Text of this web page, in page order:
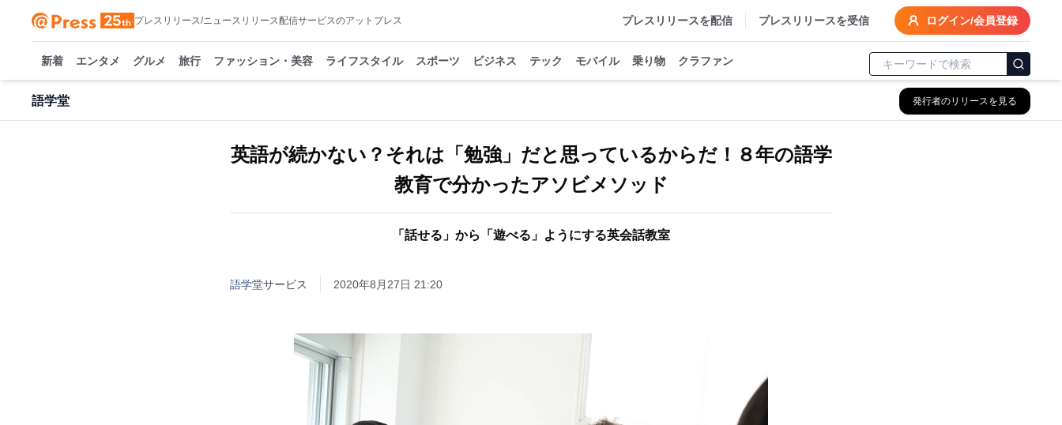
プレスリリース/ニュースリリース配信サービスのアットプレス プレスリリースを配信 プレスリリースを受信 ログイン/会員登録
新着 エンタメ グルメ 旅行 ファッション・美容 ライフスタイル スポーツ ビジネス テック モバイル 乗り物 クラファン
語学堂 発行者のリリースを見る
英語が続かない？それは「勉強」だと思っているからだ！８年の語学
教育で分かったアソビメソッド
「話せる」から「遊べる」ようにする英会話教室
語学堂サービス 2020年8月27日 21:20